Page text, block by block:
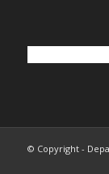
© Copyright -